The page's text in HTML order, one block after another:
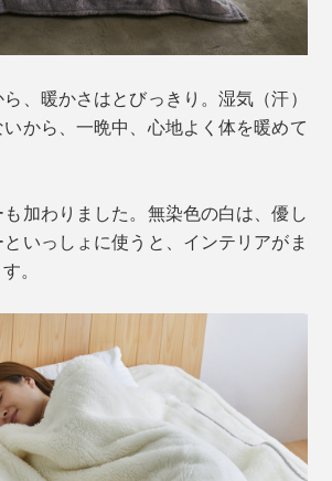
、暖かさはとびっきり。湿気（汗）
から、一晩中、心地よく体を暖めて
加わりました。無染色の白は、優し
いっしょに使うと、インテリアがま
。